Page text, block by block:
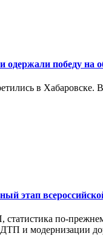
победу на
в Хабаровске. В
этап
по-
и модернизации